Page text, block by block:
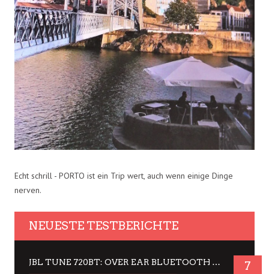
Echt schrill - PORTO ist ein Trip wert, auch wenn einige Dinge
nerven.
NEUESTE TESTBERICHTE
JBL TUNE 720BT: OVER EAR BLUETOOTH KOPFHÖRER UM DIE 50,-€ IM DAUER-TEST 7